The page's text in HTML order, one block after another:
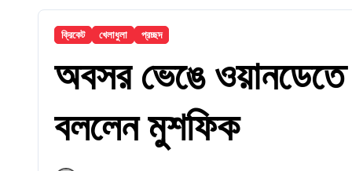
ক্রিকেট খেলাধুলা প্রচ্ছদ
অবসর ভেঙে ওয়ানডেতে
বললেন মুশফিক